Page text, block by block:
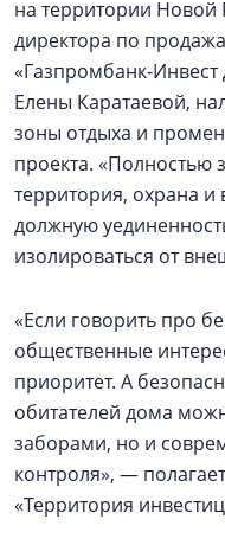
на территории
директора по
«Газпромбанк-
Елены Каратаевой,
зоны отдыха и
проекта. «Полностью
территория, охрана
должную
изолироваться от
«Если говорить про
общественные
приоритет. А
обитателей дома
заборами, но и
контроля», —
«Территория